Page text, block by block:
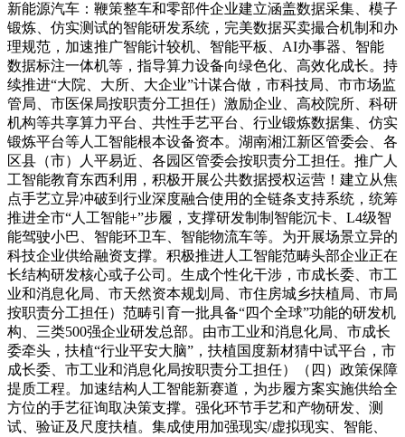
新能源汽车：鞭策整车和零部件企业建立涵盖数据采集、模子
锻炼、仿实测试的智能研发系统，完美数据买卖撮合机制和办
理规范，加速推广智能计较机、智能平板、AI办事器、智能
数据标注一体机等，指导算力设备向绿色化、高效化成长。持
续推进“大院、大所、大企业”计谋合做，市科技局、市市场监
管局、市医保局按职责分工担任）激励企业、高校院所、科研
机构等共享算力平台、共性手艺平台、行业锻炼数据集、仿实
锻炼平台等人工智能根本设备资本。湖南湘江新区管委会、各
区县（市）人平易近、各园区管委会按职责分工担任。推广人
工智能教育东西利用，积极开展公共数据授权运营！建立从焦
点手艺立异冲破到行业深度融合使用的全链条支持系统，统筹
推进全市“人工智能+”步履，支撑研发制制智能沉卡、L4级智
能驾驶小巴、智能环卫车、智能物流车等。为开展场景立异的
科技企业供给融资支撑。积极推进人工智能范畴头部企业正在
长结构研发核心或子公司。生成个性化干涉，市成长委、市工
业和消息化局、市天然资本规划局、市住房城乡扶植局、市局
按职责分工担任）范畴引育一批具备“四个全球”功能的研发机
构、三类500强企业研发总部。由市工业和消息化局、市成长
委牵头，扶植“行业平安大脑”，扶植国度新材猜中试平台，市
成长委、市工业和消息化局按职责分工担任）（四）政策保障
提质工程。加速结构人工智能新赛道，为步履方案实施供给全
方位的手艺征询取决策支撑。强化环节手艺和产物研发、测
试、验证及尺度扶植。集成使用加强现实/虚拟现实、智能、